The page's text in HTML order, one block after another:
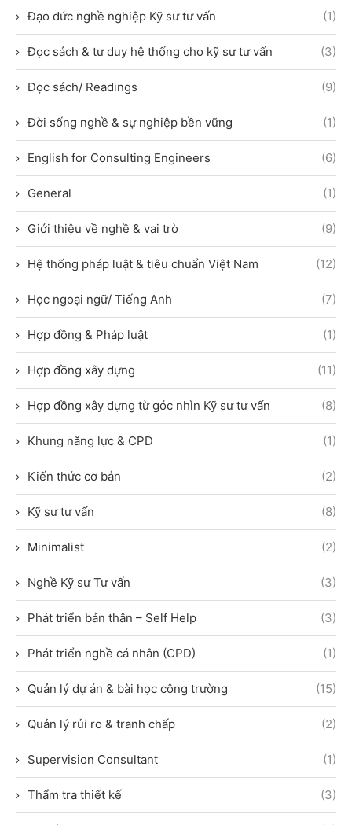
Đạo đức nghề nghiệp Kỹ sư tư vấn (1)
Đọc sách & tư duy hệ thống cho kỹ sư tư vấn (3)
Đọc sách/ Readings (9)
Đời sống nghề & sự nghiệp bền vững (1)
English for Consulting Engineers (6)
General (1)
Giới thiệu về nghề & vai trò (9)
Hệ thống pháp luật & tiêu chuẩn Việt Nam (12)
Học ngoại ngữ/ Tiếng Anh (7)
Hợp đồng & Pháp luật (1)
Hợp đồng xây dựng (11)
Hợp đồng xây dựng từ góc nhìn Kỹ sư tư vấn (8)
Khung năng lực & CPD (1)
Kiến thức cơ bản (2)
Kỹ sư tư vấn (8)
Minimalist (2)
Nghề Kỹ sư Tư vấn (3)
Phát triển bản thân – Self Help (3)
Phát triển nghề cá nhân (CPD) (1)
Quản lý dự án & bài học công trường (15)
Quản lý rủi ro & tranh chấp (2)
Supervision Consultant (1)
Thẩm tra thiết kế (3)